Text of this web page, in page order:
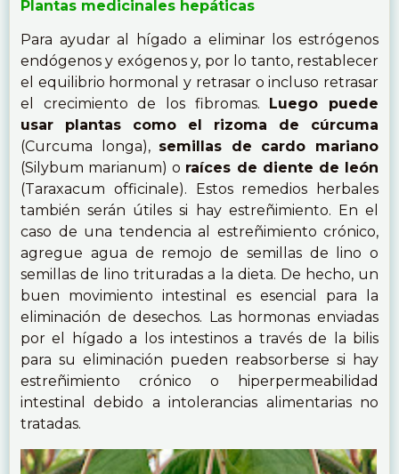
Plantas medicinales hepáticas
Para ayudar al hígado a eliminar los estrógenos
endógenos y exógenos y, por lo tanto, restablecer
el equilibrio hormonal y retrasar o incluso retrasar
el crecimiento de los fibromas. Luego puede
usar plantas como el rizoma de cúrcuma
(Curcuma longa), semillas de cardo mariano
(Silybum marianum) o raíces de diente de león
(Taraxacum officinale). Estos remedios herbales
también serán útiles si hay estreñimiento. En el
caso de una tendencia al estreñimiento crónico,
agregue agua de remojo de semillas de lino o
semillas de lino trituradas a la dieta. De hecho, un
buen movimiento intestinal es esencial para la
eliminación de desechos. Las hormonas enviadas
por el hígado a los intestinos a través de la bilis
para su eliminación pueden reabsorberse si hay
estreñimiento crónico o hiperpermeabilidad
intestinal debido a intolerancias alimentarias no
tratadas.